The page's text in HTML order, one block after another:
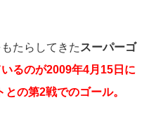
たらしてきた スーパーゴ
るのが2009年4月15日に
の第2戦でのゴール。